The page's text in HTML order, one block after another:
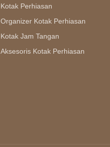
Kotak Perhiasan
Organizer Kotak Perhiasan
Kotak Jam Tangan
Aksesoris Kotak Perhiasan